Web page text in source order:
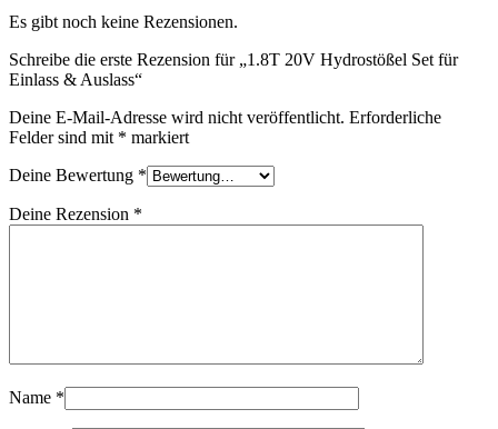
Es gibt noch keine Rezensionen.
Schreibe die erste Rezension für „1.8T 20V Hydrostößel Set für
Einlass & Auslass“
Deine E-Mail-Adresse wird nicht veröffentlicht. Erforderliche
Felder sind mit * markiert
Deine Bewertung *
Deine Rezension *
Name *